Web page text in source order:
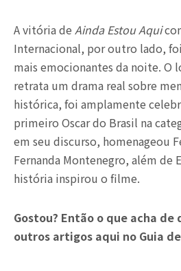
A vitória de Ainda Estou Aqui
Internacional, por outro lado,
mais emocionantes da noite. O
retrata um drama real sobre
histórica, foi amplamente
primeiro Oscar do Brasil na
em seu discurso, homenageou
Fernanda Montenegro, além de
história inspirou o filme.
Gostou? Então o que acha de
outros artigos aqui no Guia